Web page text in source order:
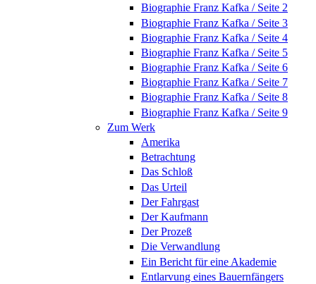
Biographie Franz Kafka / Seite 2
Biographie Franz Kafka / Seite 3
Biographie Franz Kafka / Seite 4
Biographie Franz Kafka / Seite 5
Biographie Franz Kafka / Seite 6
Biographie Franz Kafka / Seite 7
Biographie Franz Kafka / Seite 8
Biographie Franz Kafka / Seite 9
Zum Werk
Amerika
Betrachtung
Das Schloß
Das Urteil
Der Fahrgast
Der Kaufmann
Der Prozeß
Die Verwandlung
Ein Bericht für eine Akademie
Entlarvung eines Bauernfängers